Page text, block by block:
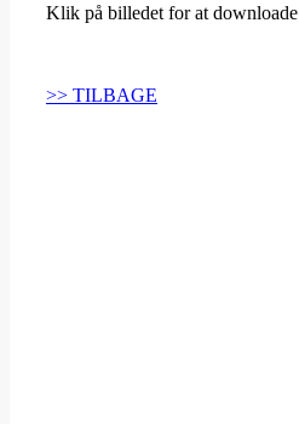
Klik på billedet for at downloade
>> TILBAGE